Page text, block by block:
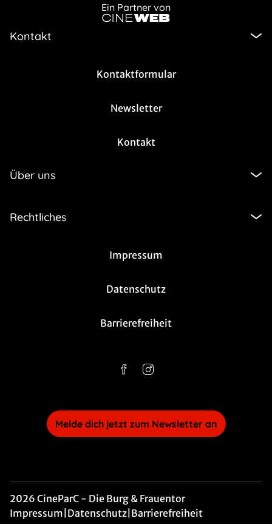
Ein Partner von
Kontakt
Kontaktformular
Newsletter
Kontakt
Über uns
Rechtliches
Impressum
Datenschutz
Barrierefreiheit
Melde dich jetzt zum Newsletter an
2026 CineParC - Die Burg & Frauentor
Impressum Datenschutz Barrierefreiheit